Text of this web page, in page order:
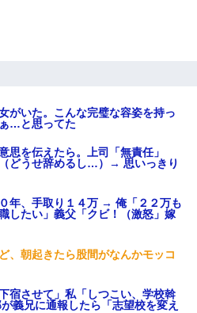
がいた。こんな完璧な容姿を持っ
…と思ってた
思を伝えたら。上司「無責任」
どうせ辞めるし…）→ 思いっきり
年、手取り１４万 → 俺「２２万も
したい」義父「クビ！（激怒」嫁
、朝起きたら股間がなんかモッコ
宿させて」私「しつこい、学校斡
義兄に通報したら「志望校を変え